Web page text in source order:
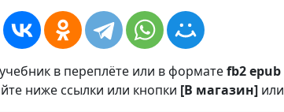
в переплёте или в форматеfb2epub
ниже ссылки или кнопки [В магазин] или